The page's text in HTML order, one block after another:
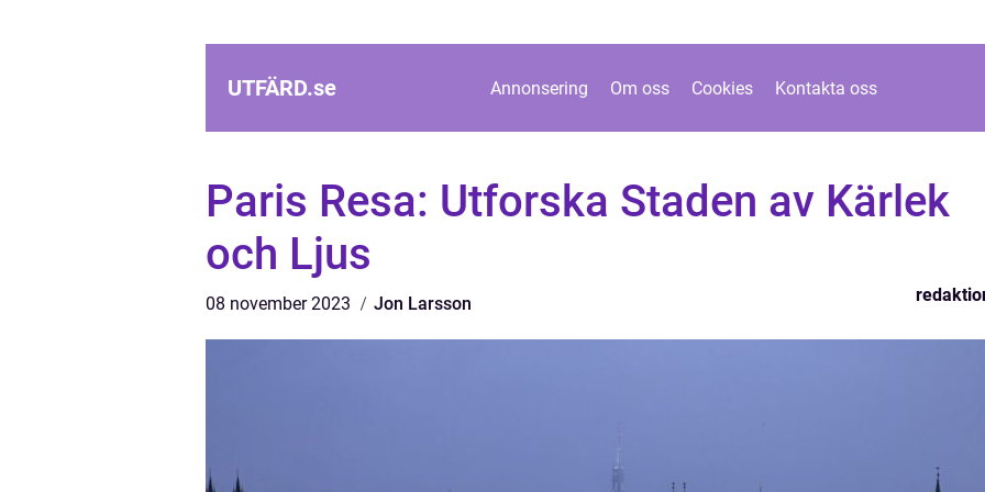
UTFÄRD.se Annonsering Om oss Cookies Kontakta oss
Paris Resa: Utforska Staden av Kärlek
och Ljus
08 november 2023 Jon Larsson